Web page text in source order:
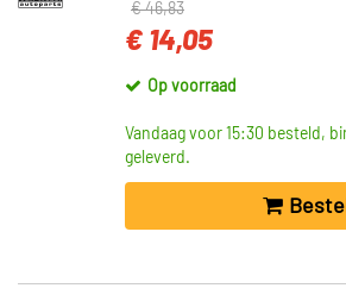
€ 46,83
€ 14,05
Op voorraad
Vandaag voor 15:30 besteld,
geleverd.